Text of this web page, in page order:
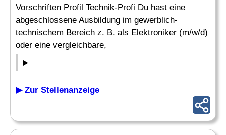
Vorschriften Profil Technik-Profi Du hast eine
abgeschlossene Ausbildung im gewerblich-
technischem Bereich z. B. als Elektroniker (m/w/d)
oder eine vergleichbare,
▶ Zur Stellenanzeige